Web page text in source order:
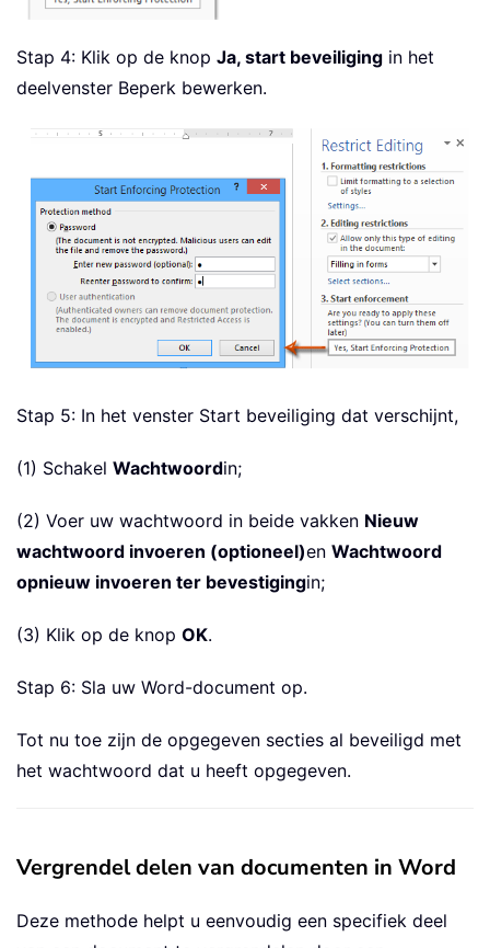
Stap 4: Klik op de knop Ja, start beveiliging in het
deelvenster Beperk bewerken.
Stap 5: In het venster Start beveiliging dat verschijnt,
(1) Schakel Wachtwoordin;
(2) Voer uw wachtwoord in beide vakken Nieuw
wachtwoord invoeren (optioneel)en Wachtwoord
opnieuw invoeren ter bevestigingin;
(3) Klik op de knop OK.
Stap 6: Sla uw Word-document op.
Tot nu toe zijn de opgegeven secties al beveiligd met
het wachtwoord dat u heeft opgegeven.
Vergrendel delen van documenten in Word
Deze methode helpt u eenvoudig een specifiek deel